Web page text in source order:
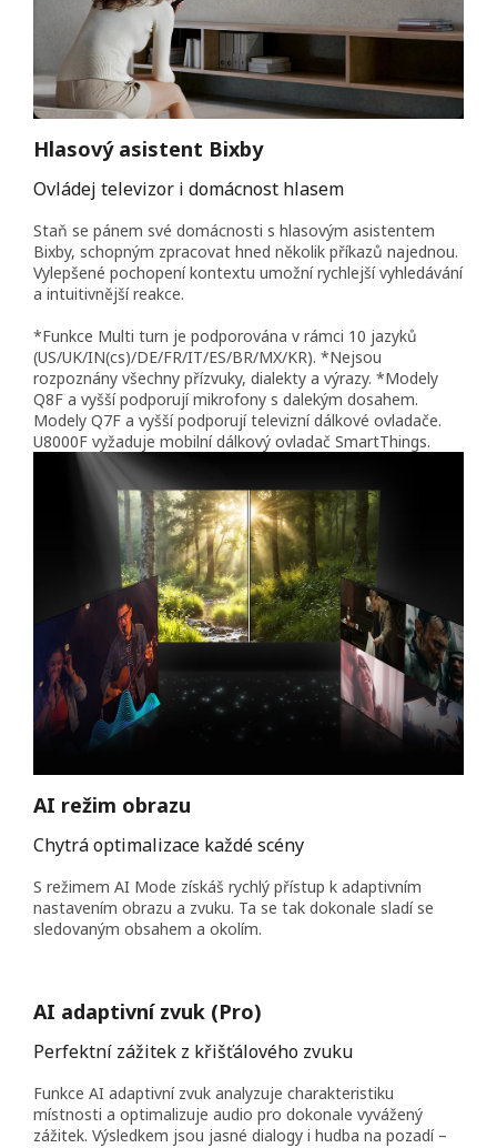
Hlasový asistent Bixby
Ovládej televizor i domácnost hlasem
Staň se pánem své domácnosti s hlasovým asistentem
Bixby, schopným zpracovat hned několik příkazů najednou.
Vylepšené pochopení kontextu umožní rychlejší vyhledávání
a intuitivnější reakce.
*Funkce Multi turn je podporována v rámci 10 jazyků
(US/UK/IN(cs)/DE/FR/IT/ES/BR/MX/KR). *Nejsou
rozpoznány všechny přízvuky, dialekty a výrazy. *Modely
Q8F a vyšší podporují mikrofony s dalekým dosahem.
Modely Q7F a vyšší podporují televizní dálkové ovladače.
U8000F vyžaduje mobilní dálkový ovladač SmartThings.
AI režim obrazu
Chytrá optimalizace každé scény
S režimem AI Mode získáš rychlý přístup k adaptivním
nastavením obrazu a zvuku. Ta se tak dokonale sladí se
sledovaným obsahem a okolím.
AI adaptivní zvuk (Pro)
Perfektní zážitek z křišťálového zvuku
Funkce AI adaptivní zvuk analyzuje charakteristiku
místnosti a optimalizuje audio pro dokonale vyvážený
zážitek. Výsledkem jsou jasné dialogy i hudba na pozadí –